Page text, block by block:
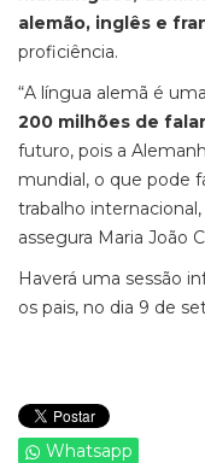
alemão, inglês e
proficiência.
“A língua alemã é
200 milhões de
futuro, pois a
mundial, o que pode
trabalho
assegura Maria João
Haverá uma sessão
os pais, no dia 9 de
Whatsapp